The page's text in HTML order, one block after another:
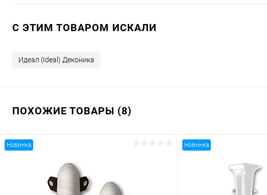
C ЭТИМ ТОВАРОМ ИСКАЛИ
Идеал (Ideal) Деконика
ПОХОЖИЕ ТОВАРЫ (8)
Новинка Новинка